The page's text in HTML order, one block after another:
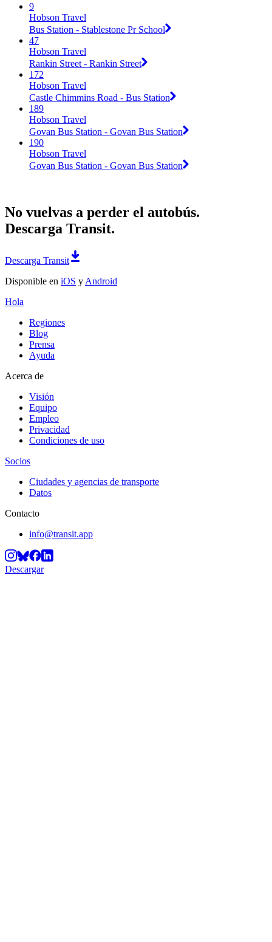
9
Hobson Travel
Bus Station - Stablestone Pr School
47
Hobson Travel
Rankin Street - Rankin Street
172
Hobson Travel
Castle Chimmins Road - Bus Station
189
Hobson Travel
Govan Bus Station - Govan Bus Station
190
Hobson Travel
Govan Bus Station - Govan Bus Station
No vuelvas a perder el autobús.
Descarga Transit.
Descarga Transit
Disponible en iOS y Android
Hola
Regiones
Blog
Prensa
Ayuda
Acerca de
Visión
Equipo
Empleo
Privacidad
Condiciones de uso
Socios
Ciudades y agencias de transporte
Datos
Contacto
info@transit.app
Descargar